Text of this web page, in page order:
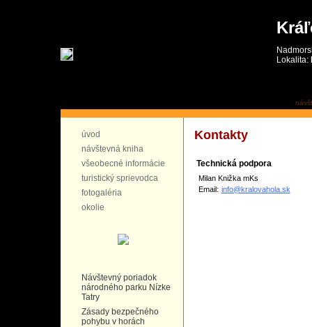
Lokalita:
úvod
návštevná kniha
všeobecné informácie
turistický sprievodca
fotogaléria
okolie
Návštevný poriadok
národného parku Nízke
Tatry
Zásady bezpečného
pohybu v horách
Kontakty
Technická podpora
Milan Knižka mKs
Email: info@kralovahola.sk